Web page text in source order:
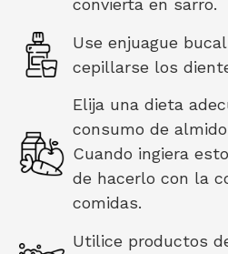
convierta en sarro.
Use enjuague
cepillarse los
Elija una dieta
consumo de
Cuando ingiera
de hacerlo con la
comidas.
Utilice productos